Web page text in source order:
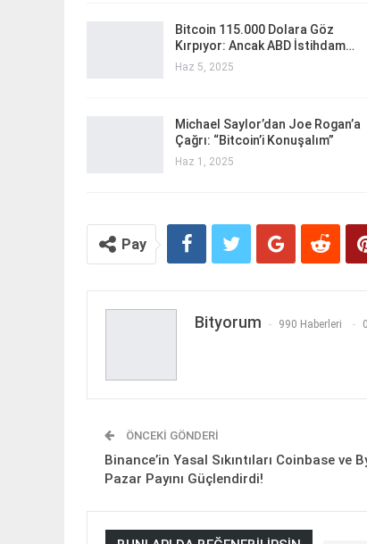
Bitcoin 115.000 Dolara Göz
Kırpıyor: Ancak ABD İstihdam…
Haz 5, 2025
Michael Saylor’dan Joe Rogan’a
Çağrı: “Bitcoin’i Konuşalım”
Haz 1, 2025
Pay
Bityorum 990 Haberleri
ÖNCEKI GÖNDERI
Binance’in Yasal Sıkıntıları Coinbase ve
Pazar Payını Güçlendirdi!